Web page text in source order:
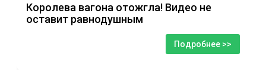
Королева вагона отожгла! Видео не
оставит равнодушным
Подробнее >>